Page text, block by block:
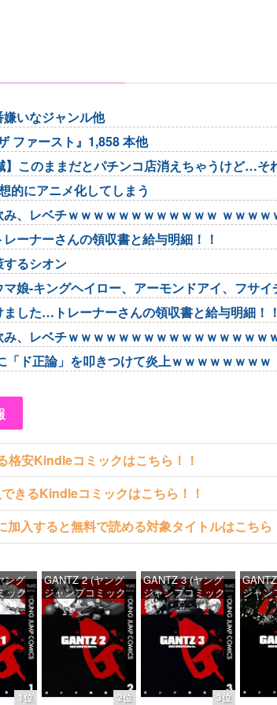
いなジャンル他
ファースト』1,858 本他
】このままだとパチンコ店消えちゃうけど…そ
的にアニメ化してしまう
、レベチｗｗｗｗｗｗｗｗｗｗｗｗ ｗｗｗｗ
ーナーさんの領収書と給与明細！！
するシオン
娘-キングヘイロー、アーモンドアイ、フサイ
ました…トレーナーさんの領収書と給与明細！！
、レベチｗｗｗｗｗｗｗｗｗｗｗｗｗｗｗｗ
「ド正論」を叩きつけて炎上ｗｗｗｗｗｗｗｗ
格安Kindleコミックはこちら！！
きるKindleコミックはこちら！！
入すると無料で読める対象タイトルはこちら
1位
ング
ック
：¥100
2位
GANTZ 2 (ヤング
ジャンプコミック
スDIGITAL)
価格：¥100
3位
GANTZ 3 (ヤング
ジャンプコミック
スDIGITAL)
価格：¥100
ジャン
ス